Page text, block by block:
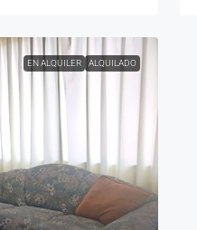
EN ALQUILER ALQUILADO